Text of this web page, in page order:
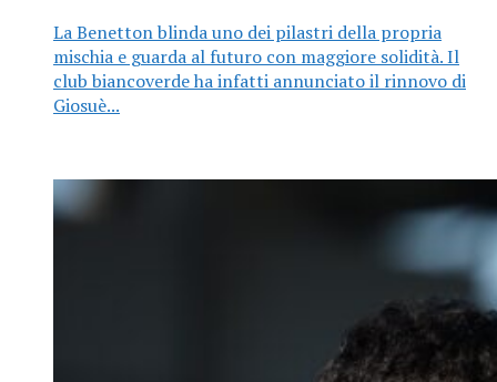
La Benetton blinda uno dei pilastri della propria
mischia e guarda al futuro con maggiore solidità. Il
club biancoverde ha infatti annunciato il rinnovo di
Giosuè...